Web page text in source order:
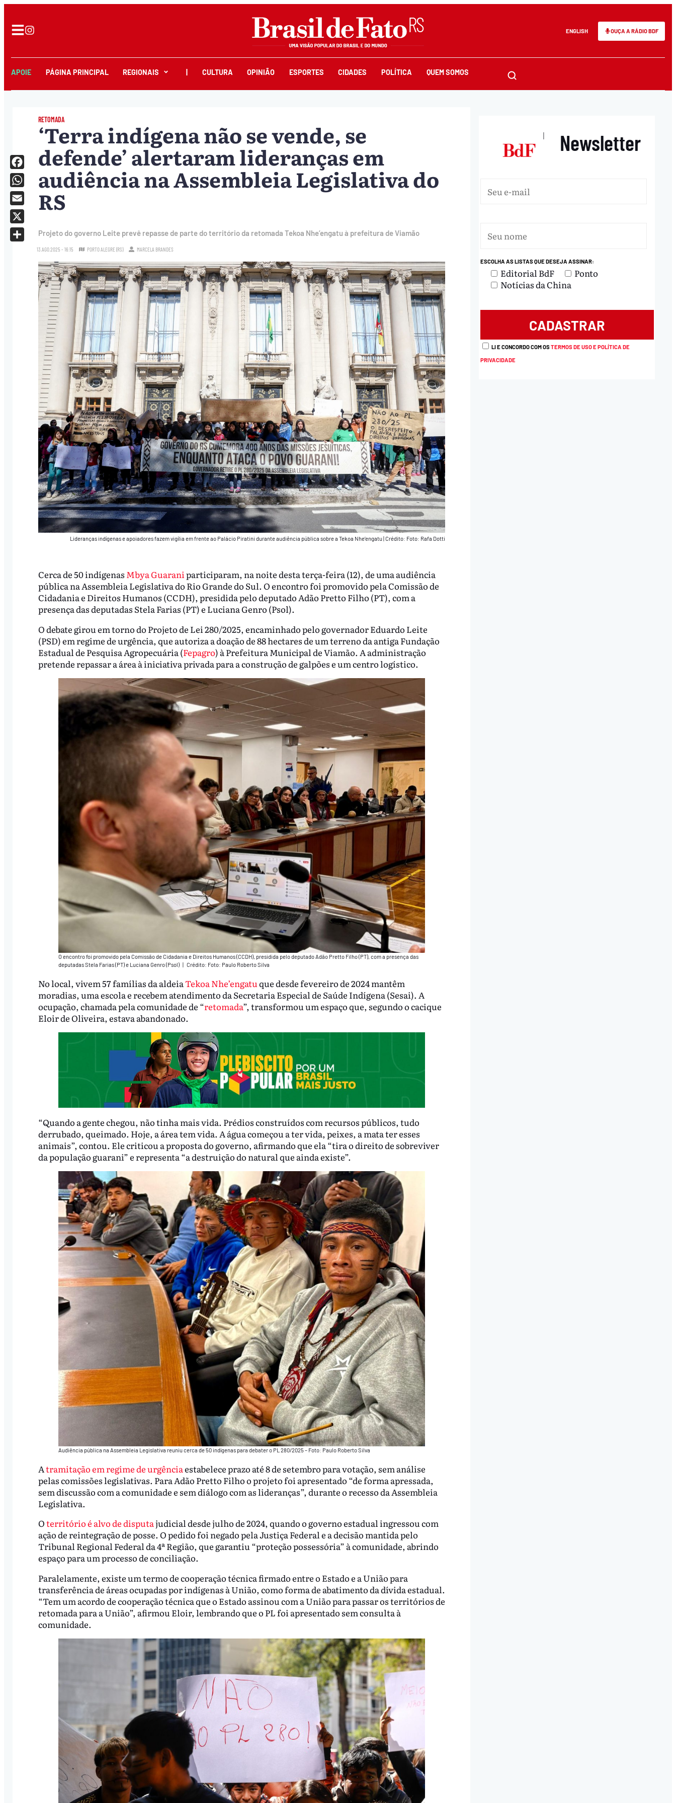
ENGLISH OUÇA A RÁDIO BDF
APOIE PÁGINA PRINCIPAL REGIONAIS CULTURA OPINIÃO ESPORTES CIDADES POLÍTICA QUEM SOMOS
RETOMADA
‘Terra indígena não se vende, se
defende’ alertaram lideranças em
audiência na Assembleia Legislativa do
RS
Projeto do governo Leite prevê repasse de parte do território da retomada Tekoa Nhe’engatu à prefeitura de Viamão
13.AGO.2025 - 16:15 PORTO ALEGRE (RS) MARCELA BRANDES
Lideranças indígenas e apoiadores fazem vigília em frente ao Palácio Piratini durante audiência pública sobre a Tekoa Nhe’engatu Crédito: Foto: Rafa Dotti
Cerca de 50 indígenas Mbya Guarani participaram, na noite desta terça-feira (12), de uma audiência
pública na Assembleia Legislativa do Rio Grande do Sul. O encontro foi promovido pela Comissão de
Cidadania e Direitos Humanos (CCDH), presidida pelo deputado Adão Pretto Filho (PT), com a
presença das deputadas Stela Farias (PT) e Luciana Genro (Psol).
O debate girou em torno do Projeto de Lei 280/2025, encaminhado pelo governador Eduardo Leite
(PSD) em regime de urgência, que autoriza a doação de 88 hectares de um terreno da antiga Fundação
Estadual de Pesquisa Agropecuária (Fepagro) à Prefeitura Municipal de Viamão. A administração
pretende repassar a área à iniciativa privada para a construção de galpões e um centro logístico.
O encontro foi promovido pela Comissão de Cidadania e Direitos Humanos (CCDH), presidida pelo deputado Adão Pretto Filho (PT), com a presença das
deputadas Stela Farias (PT) e Luciana Genro (Psol)
Crédito: Foto: Paulo Roberto Silva
No local, vivem 57 famílias da aldeiaTekoa Nhe’engatuque desde fevereiro de 2024 mantêm
moradias, uma escola e recebem atendimento da Secretaria Especial de Saúde Indígena (Sesai). A
ocupação, chamada pela comunidade de “retomada”, transformou um espaço que, segundo o cacique
Eloir de Oliveira, estava abandonado.
“Quando a gente chegou, não tinha mais vida. Prédios construídos com recursos públicos, tudo
derrubado, queimado. Hoje, a área tem vida. A água começou a ter vida, peixes, a mata ter esses
animais”, contou. Ele criticou a proposta do governo, afirmando que ela “tira o direito de sobreviver
da população guarani” e representa “a destruição do natural que ainda existe”.
Audiência pública na Assembleia Legislativa reuniu cerca de 50 indígenas para debater o PL 280/2025 – Foto: Paulo Roberto Silva
Atramitação em regime de urgênciaestabelece prazo até 8 de setembro para votação, sem análise
pelas comissões legislativas. Para Adão Pretto Filho o projeto foi apresentado “de forma apressada,
sem discussão com a comunidade e sem diálogo com as lideranças”, durante o recesso da Assembleia
Legislativa.
Oterritório é alvo de disputajudicial desde julho de 2024, quando o governo estadual ingressou com
ação de reintegração de posse. O pedido foi negado pela Justiça Federal e a decisão mantida pelo
Tribunal Regional Federal da 4ª Região, que garantiu “proteção possessória” à comunidade, abrindo
espaço para um processo de conciliação.
Paralelamente, existe um termo de cooperação técnica firmado entre o Estado e a União para
transferência de áreas ocupadas por indígenas à União, como forma de abatimento da dívida estadual.
“Tem um acordo de cooperação técnica que o Estado assinou com a União para passar os territórios de
retomada para a União”, afirmou Eloir, lembrando que o PL foi apresentado sem consulta à
comunidade.
Facebook
WhatsApp
Email
X
| Newsletter
ESCOLHA AS LISTAS QUE DESEJA ASSINAR:
Editorial BdF
Ponto
Notícias da China
LI E CONCORDO COM OSTERMOS DE USO E POLÍTICA DE
PRIVACIDADE